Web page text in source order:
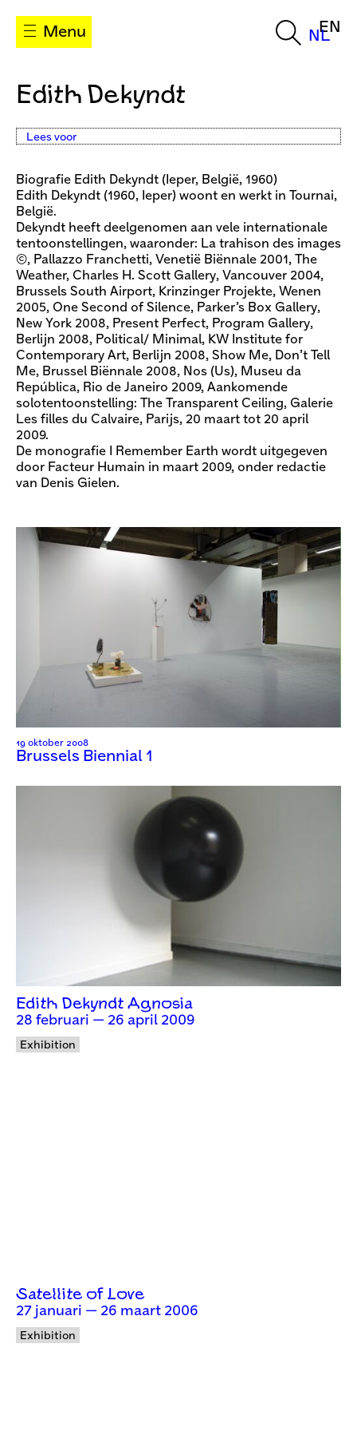
Menu NL
EN
Edith Dekyndt
Lees voor
Biografie Edith Dekyndt (Ieper, België, 1960)
Edith Dekyndt (1960, Ieper) woont en werkt in Tournai,
België.
Dekyndt heeft deelgenomen aan vele internationale
tentoonstellingen, waaronder: La trahison des images
©, Pallazzo Franchetti, Venetië Biënnale 2001, The
Weather, Charles H. Scott Gallery, Vancouver 2004,
Brussels South Airport, Krinzinger Projekte, Wenen
2005, One Second of Silence, Parker’s Box Gallery,
New York 2008, Present Perfect, Program Gallery,
Berlijn 2008, Political/ Minimal, KW Institute for
Contemporary Art, Berlijn 2008, Show Me, Don’t Tell
Me, Brussel Biënnale 2008, Nos (Us), Museu da
República, Rio de Janeiro 2009, Aankomende
solotentoonstelling: The Transparent Ceiling, Galerie
Les filles du Calvaire, Parijs, 20 maart tot 20 april
2009.
De monografie I Remember Earth wordt uitgegeven
door Facteur Humain in maart 2009, onder redactie
van Denis Gielen.
19 oktober 2008
Brussels Biennial 1
Edith Dekyndt Agnosia
28 februari — 26 april 2009
Exhibition
Satellite of Love
27 januari — 26 maart 2006
Exhibition